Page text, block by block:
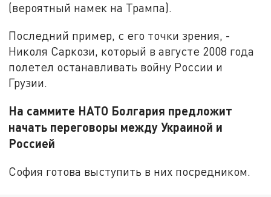
(вероятный намек на Трампа).
Последний пример, с его точки зрения, -
Николя Саркози, который в августе 2008 года
полетел останавливать войну России и
Грузии.
На саммите НАТО Болгария предложит
начать переговоры между Украиной и
Россией
София готова выступить в них посредником.